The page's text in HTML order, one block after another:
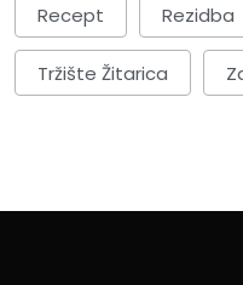
Recept Rezidba
Tržište Žitarica